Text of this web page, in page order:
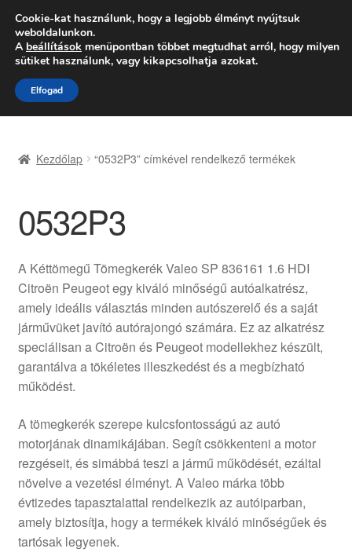
SZÁLLÍTÁS 2618 Ft-tól
Hétfő-Péntek 9:00–16:0006 80 088 054
Ugrás
a
navigációhoz
Kilépés
a
tartalomba
Adatvédelmi irányelvek
Felhasználási feltételek
Kifizetések
Panasz
Panaszkezelési szabályzat
Pénztár
Rólunk
Saját fiókom
Szállítás
Kezdőlap “0532P3” címkével rendelkező termékek
0532P3
A Kéttömegű Tömegkerék Valeo SP 836161 1.6 HDI
Citroën Peugeot egy kiváló minőségű autóalkatrész,
amely ideális választás minden autószerelő és a saját
járművüket javító autórajongó számára. Ez az alkatrész
speciálisan a Citroën és Peugeot modellekhez készült,
garantálva a tökéletes illeszkedést és a megbízható
működést.
A tömegkerék szerepe kulcsfontosságú az autó
motorjának dinamikájában. Segít csökkenteni a motor
rezgéseit, és simábbá teszi a jármű működését, ezáltal
növelve a vezetési élményt. A Valeo márka több
évtizedes tapasztalattal rendelkezik az autóiparban,
amely biztosítja, hogy a termékek kiváló minőségűek és
tartósak legyenek.
Cookie-kat használunk, hogy a legjobb élményt nyújtsuk
weboldalunkon.
A beállítások menüpontban többet megtudhat arról, hogy milyen
sütiket használunk, vagy kikapcsolhatja azokat.
Elfogad